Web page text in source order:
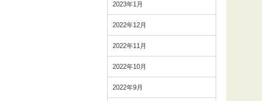
2023年1月
2022年12月
2022年11月
2022年10月
2022年9月